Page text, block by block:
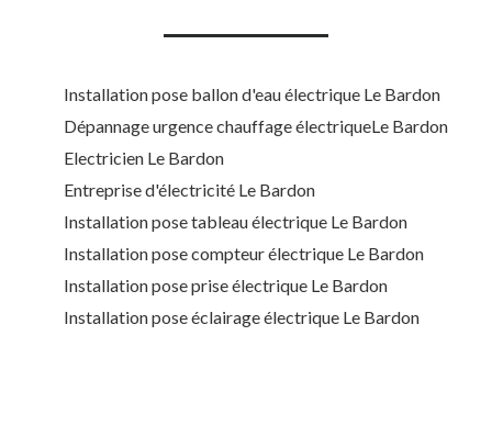
Installation pose ballon d'eau électrique Le Bardon
Dépannage urgence chauffage électriqueLe Bardon
Electricien Le Bardon
Entreprise d'électricité Le Bardon
Installation pose tableau électrique Le Bardon
Installation pose compteur électrique Le Bardon
Installation pose prise électrique Le Bardon
Installation pose éclairage électrique Le Bardon